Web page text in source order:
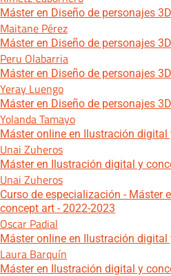
Máster en Diseño de personajes
Maitane Pérez
Máster en Diseño de personajes
Peru Olabarria
Máster en Diseño de personajes
Yeray Luengo
Máster en Diseño de personajes
Yolanda Tamayo
Máster online en Ilustración digital
Unai Zuheros
Máster en Ilustración digital y
Unai Zuheros
Curso de especialización - Máster
concept art - 2022-2023
Oscar Padial
Máster online en Ilustración digital
Laura Barquín
Máster en Ilustración digital y